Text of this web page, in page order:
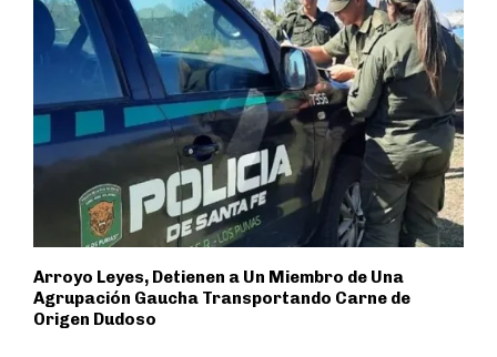
Arroyo Leyes, Detienen a Un Miembro de Una
Agrupación Gaucha Transportando Carne de
Origen Dudoso